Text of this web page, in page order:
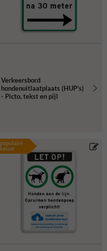
Verkeersbord
hondenuitlaatplaats (HUP’s)
- Picto, tekst en pijl
populaire
keuze